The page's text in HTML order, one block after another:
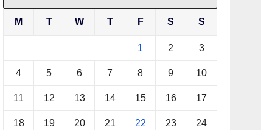
M T W T F S S
1 2 3
4 5 6 7 8 9 10
11 12 13 14 15 16 17
18 19 20 21 22 23 24